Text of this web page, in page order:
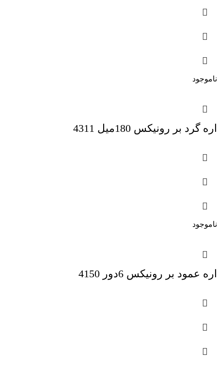
ناموجود
اره گرد بر رونیکس 180میل 4311
ناموجود
اره عمود بر رونیکس 6دور 4150